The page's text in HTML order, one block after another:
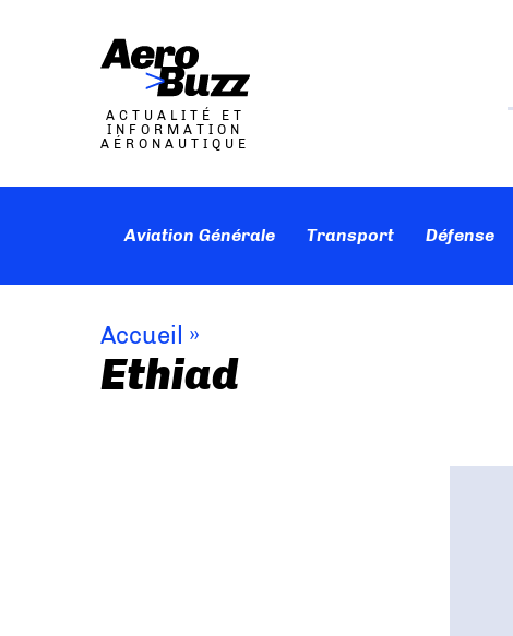
ACTUALITÉ ET
INFORMATION
AÉRONAUTIQUE
Aviation Générale Transport Défense
Accueil »
Ethiad